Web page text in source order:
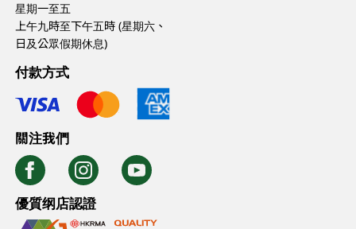
星期一至五
上午九時至下午五時 (星期六、
日及公眾假期休息)
付款方式
關注我們
優質纲店認證